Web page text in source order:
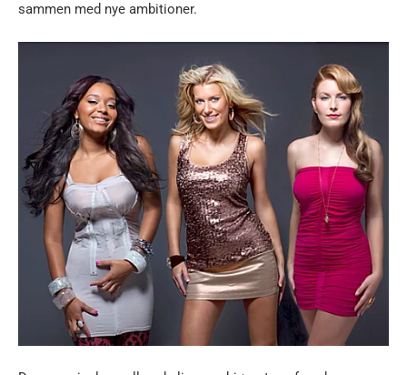
sammen med nye ambitioner.